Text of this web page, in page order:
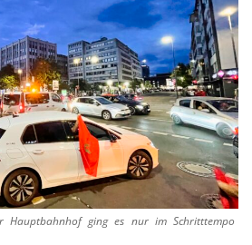
Hauptbahnhof ging es nur im Schritttempo